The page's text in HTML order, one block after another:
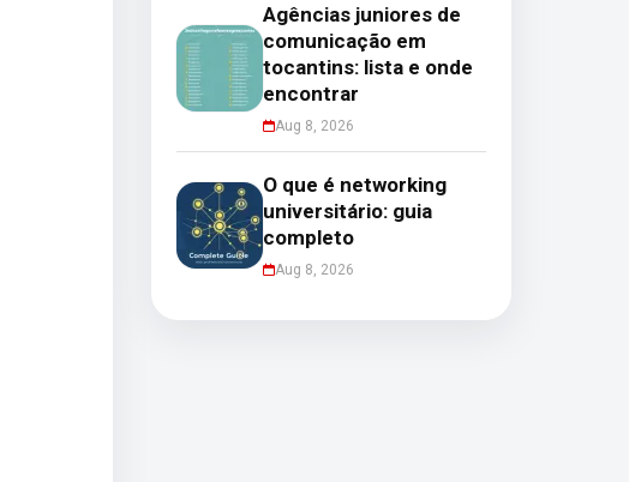
Agências juniores de
comunicação em
tocantins: lista e onde
encontrar
Aug 8, 2026
O que é networking
universitário: guia
completo
Aug 8, 2026